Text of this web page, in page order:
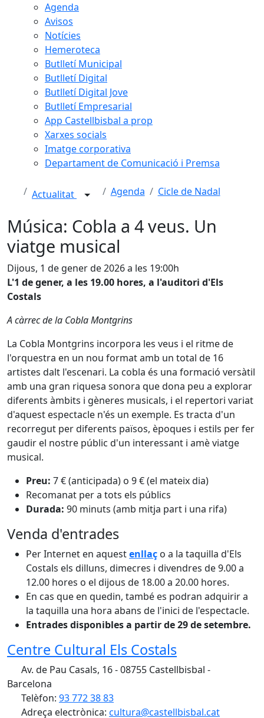
Agenda
Avisos
Notícies
Hemeroteca
Butlletí Municipal
Butlletí Digital
Butlletí Digital Jove
Butlletí Empresarial
App Castellbisbal a prop
Xarxes socials
Imatge corporativa
Departament de Comunicació i Premsa
Actualitat Agenda Cicle de Nadal
Música: Cobla a 4 veus. Un
viatge musical
Dijous, 1 de gener de 2026 a les 19:00h
L'1 de gener, a les 19.00 hores, a l'auditori d'Els
Costals
A càrrec de la Cobla Montgrins
La Cobla Montgrins incorpora les veus i el ritme de
l'orquestra en un nou format amb un total de 16
artistes dalt l'escenari. La cobla és una formació versàtil
amb una gran riquesa sonora que dona peu a explorar
diferents àmbits i gèneres musicals, i el repertori variat
d'aquest espectacle n'és un exemple. Es tracta d'un
recorregut per diferents països, èpoques i estils per fer
gaudir el nostre públic d'un interessant i amè viatge
musical.
Preu: 7 € (anticipada) o 9 € (el mateix dia)
Recomanat per a tots els públics
Durada: 90 minuts (amb mitja part i una rifa)
Venda d'entrades
Per Internet en aquestenllaç o a la taquilla d'Els
Costals els dilluns, dimecres i divendres de 9.00 a
12.00 hores o el dijous de 18.00 a 20.00 hores.
En cas que en quedin, també es podran adquirir a
la taquilla una hora abans de l'inici de l'espectacle.
Entrades disponibles a partir de 29 de setembre.
Centre Cultural Els Costals
Av. de Pau Casals, 16 - 08755 Castellbisbal -
Barcelona
Telèfon: 93 772 38 83
Adreça electrònica: cultura@castellbisbal.cat